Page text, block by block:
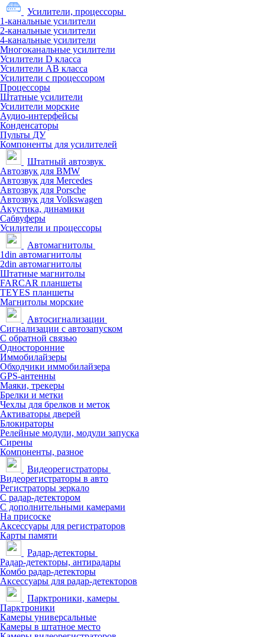
Усилители, процессоры
1-канальные усилители
2-канальные усилители
4-канальные усилители
Многоканальные усилители
Усилители D класса
Усилители АВ класса
Усилители с процессором
Процессоры
Штатные усилители
Усилители морские
Аудио-интерфейсы
Конденсаторы
Пульты ДУ
Компоненты для усилителей
Штатный автозвук
Автозвук для BMW
Автозвук для Mercedes
Автозвук для Porsche
Автозвук для Volkswagen
Акустика, динамики
Сабвуферы
Усилители и процессоры
Автомагнитолы
1din автомагнитолы
2din автомагнитолы
Штатные магнитолы
FARCAR планшеты
TEYES планшеты
Магнитолы морские
Автосигнализации
Сигнализации с автозапуском
С обратной связью
Односторонние
Иммобилайзеры
Обходчики иммобилайзера
GPS-антенны
Маяки, трекеры
Брелки и метки
Чехлы для брелков и меток
Активаторы дверей
Блокираторы
Релейные модули, модули запуска
Сирены
Компоненты, разное
Видеорегистраторы
Видеорегистраторы в авто
Регистраторы зеркало
С радар-детектором
С дополнительными камерами
На присоске
Аксессуары для регистраторов
Карты памяти
Радар-детекторы
Радар-детекторы, антирадары
Комбо радар-детекторы
Аксессуары для радар-детекторов
Парктроники, камеры
Парктроники
Камеры универсальные
Камеры в штатное место